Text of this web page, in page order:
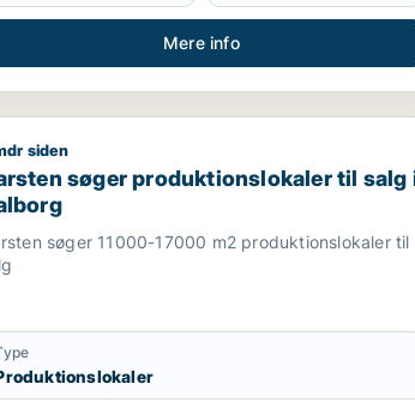
Mere info
erhvervsgrund,
søger produktionslokaler til salg i
siden
søger produktionslokaler til salg
søger 11000-17000 m2 produktionslokaler til